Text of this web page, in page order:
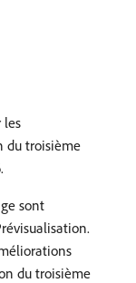
les
du troisième
sont
du troisième